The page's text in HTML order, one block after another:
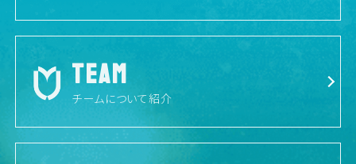
TEAM
チームについて紹介